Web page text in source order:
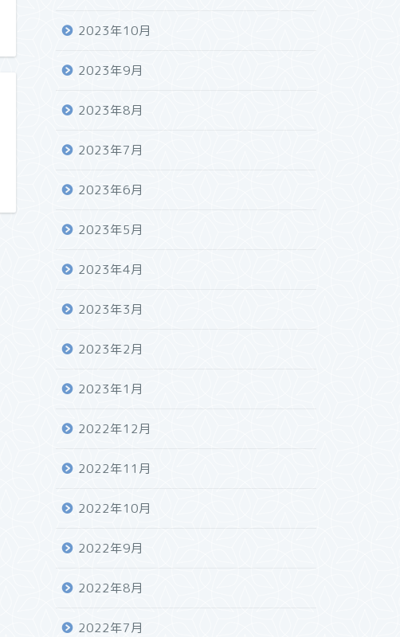
2023年10月
2023年9月
2023年8月
2023年7月
2023年6月
2023年5月
2023年4月
2023年3月
2023年2月
2023年1月
2022年12月
2022年11月
2022年10月
2022年9月
2022年8月
2022年7月